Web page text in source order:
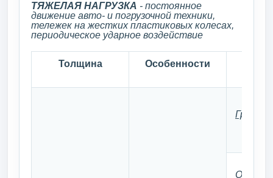
ТЯЖЕЛАЯ НАГРУЗКА - постоянное
движение авто- и погрузочной техники,
тележек на жестких пластиковых колесах,
периодическое ударное воздействие
Толщина Особенности